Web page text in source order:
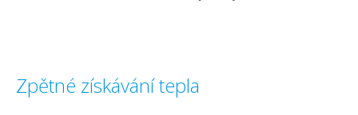
Zpětné získávání tepla